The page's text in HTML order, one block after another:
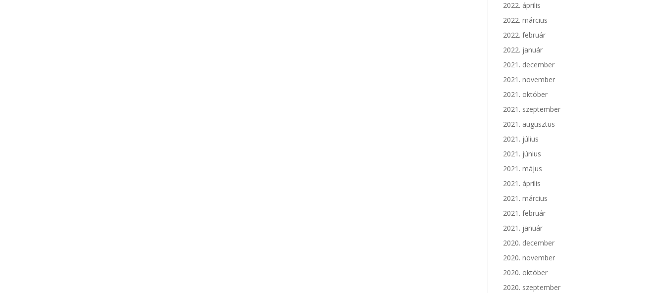
2022. április
2022. március
2022. február
2022. január
2021. december
2021. november
2021. október
2021. szeptember
2021. augusztus
2021. július
2021. június
2021. május
2021. április
2021. március
2021. február
2021. január
2020. december
2020. november
2020. október
2020. szeptember